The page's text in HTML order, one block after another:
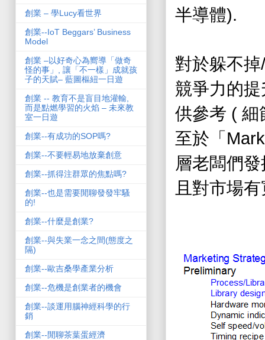
半導體).
對於躲不掉
競爭力的
供參考 ( 細
至於「
層老闆們
且對市場
創業 – 學Lucy看世界
創業--IoT Beggars’ Business
Model
創業 –以好奇心為嚮導「做奇
怪的事」, 讓「不一樣」成就孩
子的天賦– 藍圖樞紐一日遊
創業 -- 教育不是盲目地灌輸,
而是點燃學習的火焰 – 未來教
室一日遊
創業--有成功的SOP嗎?
創業--不要輕易地放棄創意
創業--抓得注群眾的焦點嗎?
創業--也是需要閒聊發發牢騷
的!
創業--什麼是創業?
創業--與失業一念之間(態度之
隔)
創業--歐吉桑學產業分析
創業--危機是創業者的機會
創業--談運用腦神經科學的行
銷
創業--閒聊茶葉蛋經濟